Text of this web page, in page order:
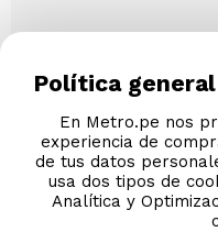
Política
En Metro.pe nos
experiencia de
de tus datos
usa dos tipos de
Analítica y